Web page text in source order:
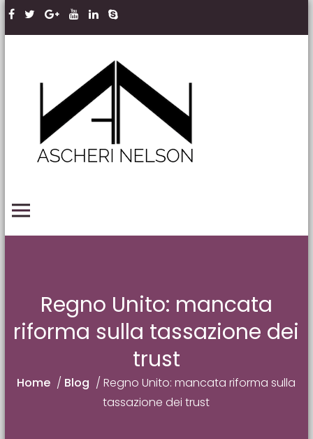
Skip to content
Regno Unito: mancata
riforma sulla tassazione dei
trust
Home / Blog /Regno Unito: mancata riforma sulla
tassazione dei trust